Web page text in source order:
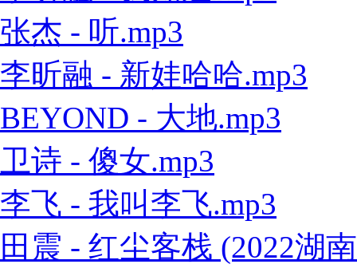
张杰 - 听.mp3
李昕融 - 新娃哈哈.mp3
BEYOND - 大地.mp3
卫诗 - 傻女.mp3
李飞 - 我叫李飞.mp3
田震 - 红尘客栈 (2022湖